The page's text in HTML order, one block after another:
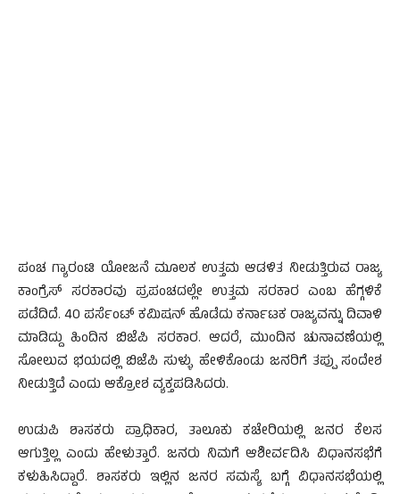
ಪಂಚ ಗ್ಯಾರಂಟಿ ಯೋಜನೆ ಮೂಲಕ ಉತ್ತಮ ಆಡಳಿತ ನೀಡುತ್ತಿರುವ ರಾಜ್ಯ
ಕಾಂಗ್ರೆಸ್ ಸರಕಾರವು ಪ್ರಪಂಚದಲ್ಲೇ ಉತ್ತಮ ಸರಕಾರ ಎಂಬ ಹೆಗ್ಗಳಿಕೆ
ಪಡೆದಿದೆ. 40 ಪರ್ಸೆಂಟ್ ಕಮಿಷನ್ ಹೊಡೆದು ಕರ್ನಾಟಕ ರಾಜ್ಯವನ್ನು ದಿವಾಳಿ
ಮಾಡಿದ್ದು ಹಿಂದಿನ ಬಿಜೆಪಿ ಸರಕಾರ. ಆದರೆ, ಮುಂದಿನ ಚುನಾವಣೆಯಲ್ಲಿ
ಸೋಲುವ ಭಯದಲ್ಲಿ ಬಿಜೆಪಿ ಸುಳ್ಳು ಹೇಳಿಕೊಂಡು ಜನರಿಗೆ ತಪ್ಪು ಸಂದೇಶ
ನೀಡುತ್ತಿದೆ ಎಂದು ಆಕ್ರೋಶ ವ್ಯಕ್ತಪಡಿಸಿದರು.
ಉಡುಪಿ ಶಾಸಕರು ಪ್ರಾಧಿಕಾರ, ತಾಲೂಕು ಕಚೇರಿಯಲ್ಲಿ ಜನರ ಕೆಲಸ
ಆಗುತ್ತಿಲ್ಲ ಎಂದು ಹೇಳುತ್ತಾರೆ. ಜನರು ನಿಮಗೆ ಆಶೀರ್ವದಿಸಿ ವಿಧಾನಸಭೆಗೆ
ಕಳುಹಿಸಿದ್ದಾರೆ. ಶಾಸಕರು ಇಲ್ಲಿನ ಜನರ ಸಮಸ್ಯೆ ಬಗ್ಗೆ ವಿಧಾನಸಭೆಯಲ್ಲಿ